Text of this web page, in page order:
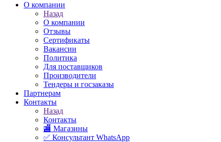
О компании
Назад
О компании
Отзывы
Сертификаты
Вакансии
Политика
Для поставщиков
Производители
Тендеры и госзаказы
Партнерам
Контакты
Назад
Контакты
🏬 Магазины
✅️ Консультант WhatsApp